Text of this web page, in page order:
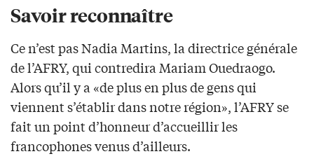
Savoir reconnaître
Ce n’est pas Nadia Martins, la directrice générale
de l’AFRY, qui contredira Mariam Ouedraogo.
Alors qu’il y a «de plus en plus de gens qui
viennent s’établir dans notre région», l’AFRY se
fait un point d’honneur d’accueillir les
francophones venus d’ailleurs.